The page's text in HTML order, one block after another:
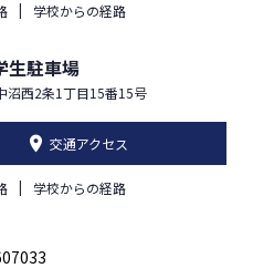
学校からの経路
生駐車場
沼西2条1丁目15番15号
交通アクセス
学校からの経路